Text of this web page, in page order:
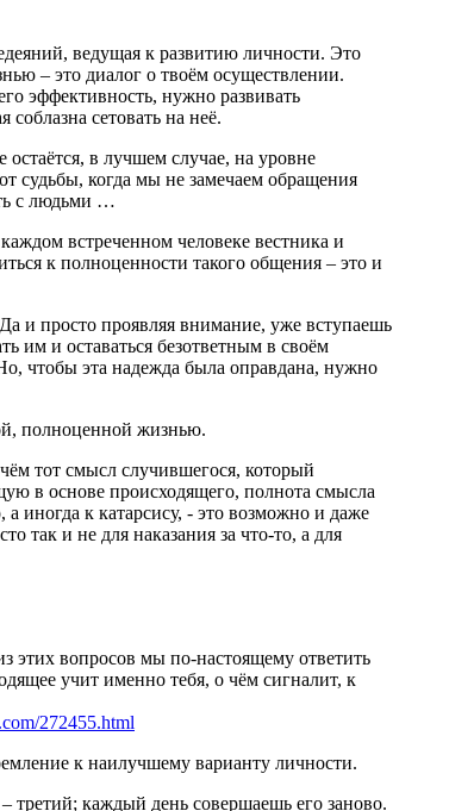
ведущая к развитию личности. Это
– это диалог о твоём осуществлении.
эффективность, нужно развивать
сетовать на неё.
в лучшем случае, на уровне
судьбы, когда мы не замечаем обращения
с людьми …
встреченном человеке вестника и
к полноценности такого общения – это и
и просто проявляя внимание, уже вступаешь
им и оставаться безответным в своём
чтобы эта надежда была оправдана, нужно
полноценной жизнью.
тот смысл случившегося, который
в основе происходящего, полнота смысла
иногда к катарсису, - это возможно и даже
так и не для наказания за что-то, а для
этих вопросов мы по-настоящему ответить
учит именно тебя, о чём сигналит, к
272455.html
к наилучшему варианту личности.
третий; каждый день совершаешь его заново.